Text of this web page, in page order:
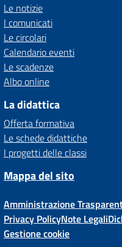
Le notizie
I comunicati
Le circolari
Calendario eventi
Le scadenze
Albo online
La didattica
Offerta formativa
Le schede didattiche
I progetti delle classi
Mappa del sito
Amministrazione
Privacy PolicyNote Legali
Gestione cookie